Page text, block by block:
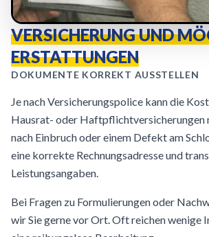
VERSICHERUNG UND
ERSTATTUNGEN
DOKUMENTE KORREKT AUSSTELLEN
Je nach Versicherungspolice kann die
Hausrat- oder Haftpflichtversicherungen
nach Einbruch oder einem Defekt am
eine korrekte Rechnungsadresse und
Leistungsangaben.
Bei Fragen zu Formulierungen oder
wir Sie gerne vor Ort. Oft reichen wenige